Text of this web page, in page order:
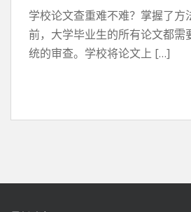
学校论文查重难不难？掌握了方
前，大学毕业生的所有论文都需
统的审查。学校将论文上 […]